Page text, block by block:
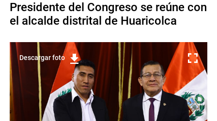
Presidente del Congreso se reúne con
el alcalde distrital de Huaricolca
Descargar foto